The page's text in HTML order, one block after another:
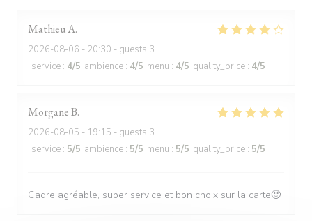
MathieuA
2026-08-06 - 20:30 - guests 3
service : 4/5 ambience : 4/5 menu : 4/5 quality_price : 4/5
MorganeB
2026-08-05 - 19:15 - guests 3
service : 5/5 ambience : 5/5 menu : 5/5 quality_price : 5/5
Cadre agréable, super service et bon choix sur la carte🙂